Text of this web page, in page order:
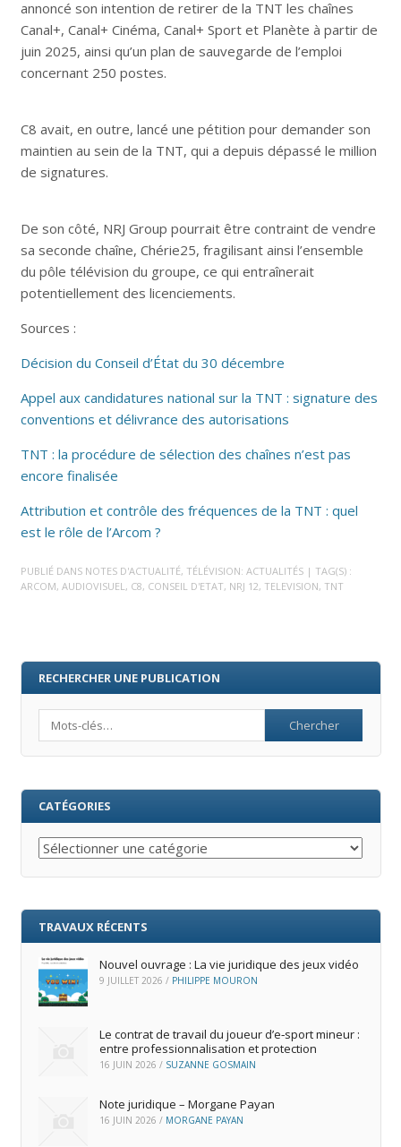
annoncé son intention de retirer de la TNT les chaînes
Canal+, Canal+ Cinéma, Canal+ Sport et Planète à partir de
juin 2025, ainsi qu’un plan de sauvegarde de l’emploi
concernant 250 postes.
C8 avait, en outre, lancé une pétition pour demander son
maintien au sein de la TNT, qui a depuis dépassé le million
de signatures.
De son côté, NRJ Group pourrait être contraint de vendre
sa seconde chaîne, Chérie25, fragilisant ainsi l’ensemble
du pôle télévision du groupe, ce qui entraînerait
potentiellement des licenciements.
Sources :
Décision du Conseil d’État du 30 décembre
Appel aux candidatures national sur la TNT : signature des
conventions et délivrance des autorisations
TNT : la procédure de sélection des chaînes n’est pas
encore finalisée
Attribution et contrôle des fréquences de la TNT : quel
est le rôle de l’Arcom ?
PUBLIÉ DANS NOTES D'ACTUALITÉ, TÉLÉVISION: ACTUALITÉS | TAG(S) :
ARCOM, AUDIOVISUEL , C8, CONSEIL D'ETAT, NRJ 12, TELEVISION, TNT
RECHERCHER UNE PUBLICATION
CATÉGORIES
Catégories
TRAVAUX RÉCENTS
Nouvel ouvrage : La vie juridique des jeux vidéo
9 JUILLET 2026 / PHILIPPE MOURON
Le contrat de travail du joueur d’e‑sport mineur :
entre professionnalisation et protection
16 JUIN 2026 / SUZANNE GOSMAIN
Note juridique – Morgane Payan
16 JUIN 2026 / MORGANE PAYAN